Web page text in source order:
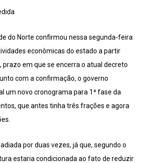
do Norte confirmou nessa segunda-feira
econômicas do estado a partir
em que se encerra o atual decreto
com a confirmação, o governo
um novo cronograma para 1ª fase da
que antes tinha três frações e agora
por duas vezes, já que, segundo o
estaria condicionada ao fato de reduzir